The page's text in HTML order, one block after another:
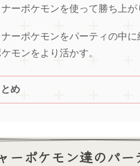
ーポケモンを使って勝ち上が
ナーポケモンをパーティの中に
モンをより活かす。
とめ
ーポケモン達のパー